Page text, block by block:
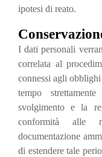
ipotesi di reato.
I dati personali
correlata al
connessi agli
tempo
svolgimento e la
conformità alle
documentazione
di estendere tale